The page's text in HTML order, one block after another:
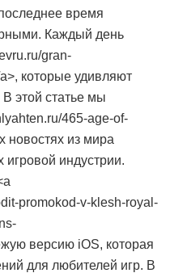
время
Каждый день
gran-
которые удивляют
В этой статье мы
465-age-of-
новостях из мира
игровой индустрии.
promokod-v-klesh-royal-
версию iOS, которая
для любителей игр. В